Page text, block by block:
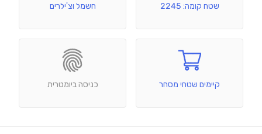
שטח קומה: 2245 חשמל וצ'ילרים
קיימים שטחי מסחר כניסה ביומטרית